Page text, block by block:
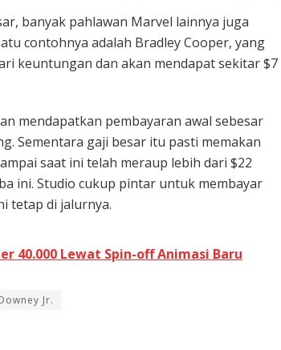
banyak pahlawan Marvel lainnya juga
contohnya adalah Bradley Cooper, yang
keuntungan dan akan mendapat sekitar $7
mendapatkan pembayaran awal sebesar
Sementara gaji besar itu pasti memakan
saat ini telah meraup lebih dari $22
ini. Studio cukup pintar untuk membayar
tetap di jalurnya.
40.000 Lewat Spin-off Animasi Baru
Jr.